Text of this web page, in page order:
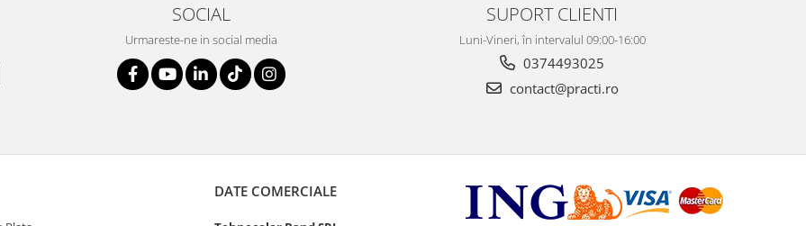
SOCIAL
Urmareste-ne in social media
SUPORT CLIENTI
Luni-Vineri, în intervalul 09:00-16:00
0374493025
contact@practi.ro
DATE COMERCIALE